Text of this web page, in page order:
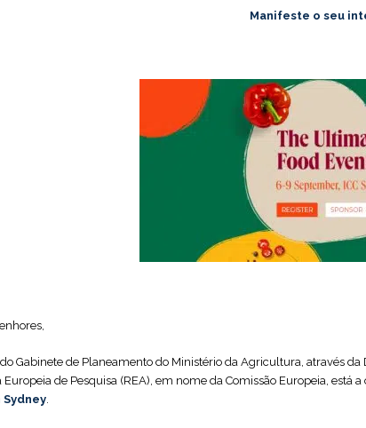
Manifeste o seu
Gabinete de Planeamento do Ministério da Agricultura, através
Europeia de Pesquisa (REA), em nome da Comissão Europeia, está
Sydney.‎